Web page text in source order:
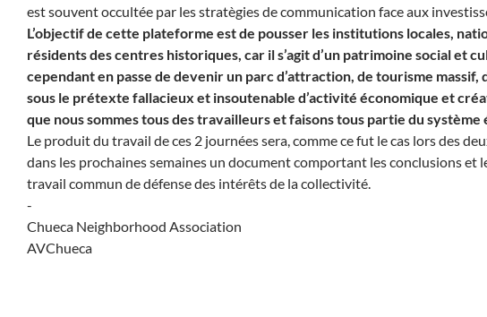
est souvent occultée par les stratègies de communication face aux
L’objectif de cette plateforme est de pousser les institutions locales,
résidents des centres historiques, car il s’agit d’un patrimoine social et
cependant en passe de devenir un parc d’attraction, de tourisme
sous le prétexte fallacieux et insoutenable d’activité économique et
que nous sommes tous des travailleurs et faisons tous partie du
Le produit du travail de ces 2 journées sera, comme ce fut le cas lors des
dans les prochaines semaines un document comportant les conclusions et
travail commun de défense des intérêts de la collectivité.
-
Chueca Neighborhood Association
AVChueca